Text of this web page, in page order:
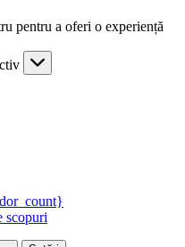
pentru a oferi o experiență
scopuri